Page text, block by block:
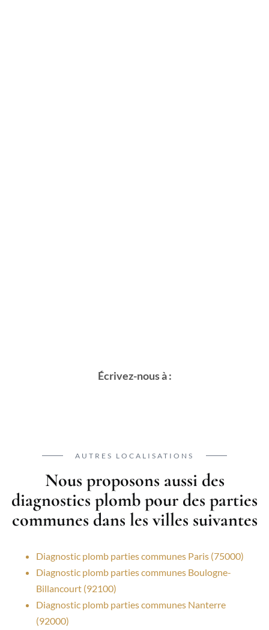
Écrivez-nous à :
AUTRES LOCALISATIONS
Nous proposons aussi des
diagnostics plomb pour des parties
communes dans les villes suivantes
Diagnostic plomb parties communes Paris (75000)
Diagnostic plomb parties communes Boulogne-
Billancourt (92100)
Diagnostic plomb parties communes Nanterre
(92000)